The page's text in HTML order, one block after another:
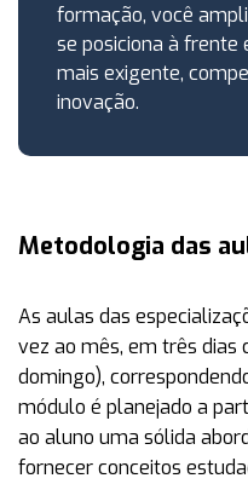
formação, você
se posiciona à frente
mais exigente,
inovação.
Metodologia das
As aulas das
vez ao mês, em três dias
domingo),
módulo é planejado a
ao aluno uma sólida
fornecer conceitos